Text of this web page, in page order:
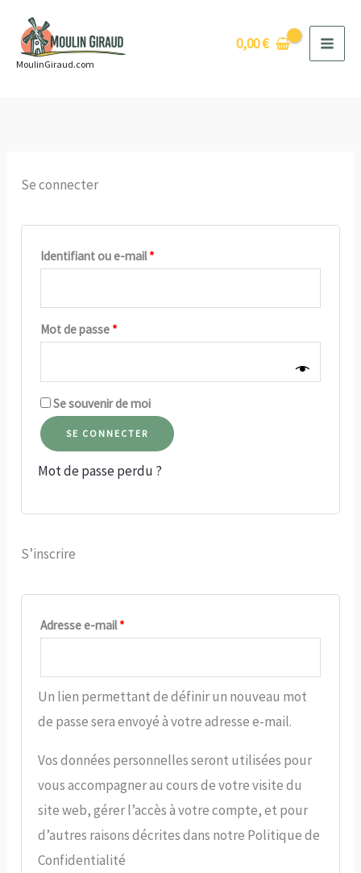
contenu
MoulinGiraud.com
0,00€
Se connecter
Identifiant ou e-mail*Obligatoire
Mot de passe *Obligatoire
Se souvenir de moi
SE CONNECTER
Mot de passe perdu ?
S’inscrire
Adresse e-mail*Obligatoire
Un lien permettant de définir un nouveau mot
de passe sera envoyé à votre adresse e-mail.
Vos données personnelles seront utilisées pour
vous accompagner au cours de votre visite du
site web, gérer l’accès à votre compte, et pour
d’autres raisons décrites dans notre Politique de
Confidentialité